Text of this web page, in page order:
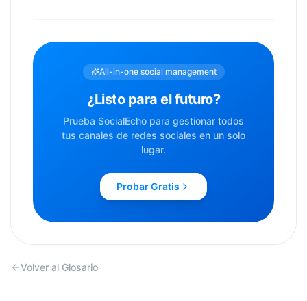
All-in-one social management
¿Listo para el futuro?
Prueba SocialEcho para gestionar todos
tus canales de redes sociales en un solo
lugar.
Probar Gratis
Volver al Glosario